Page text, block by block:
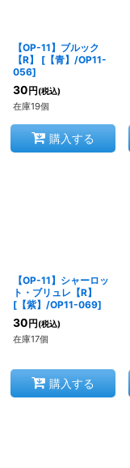
【OP-11】ブルック
【R】
[ 【青】/OP11-
056]
30 円 (税込)
在庫19個
購入する
【OP-11】シャーロッ
ト・ブリュレ【R】
[ 【紫】/OP11-069]
30 円 (税込)
在庫17個
購入する